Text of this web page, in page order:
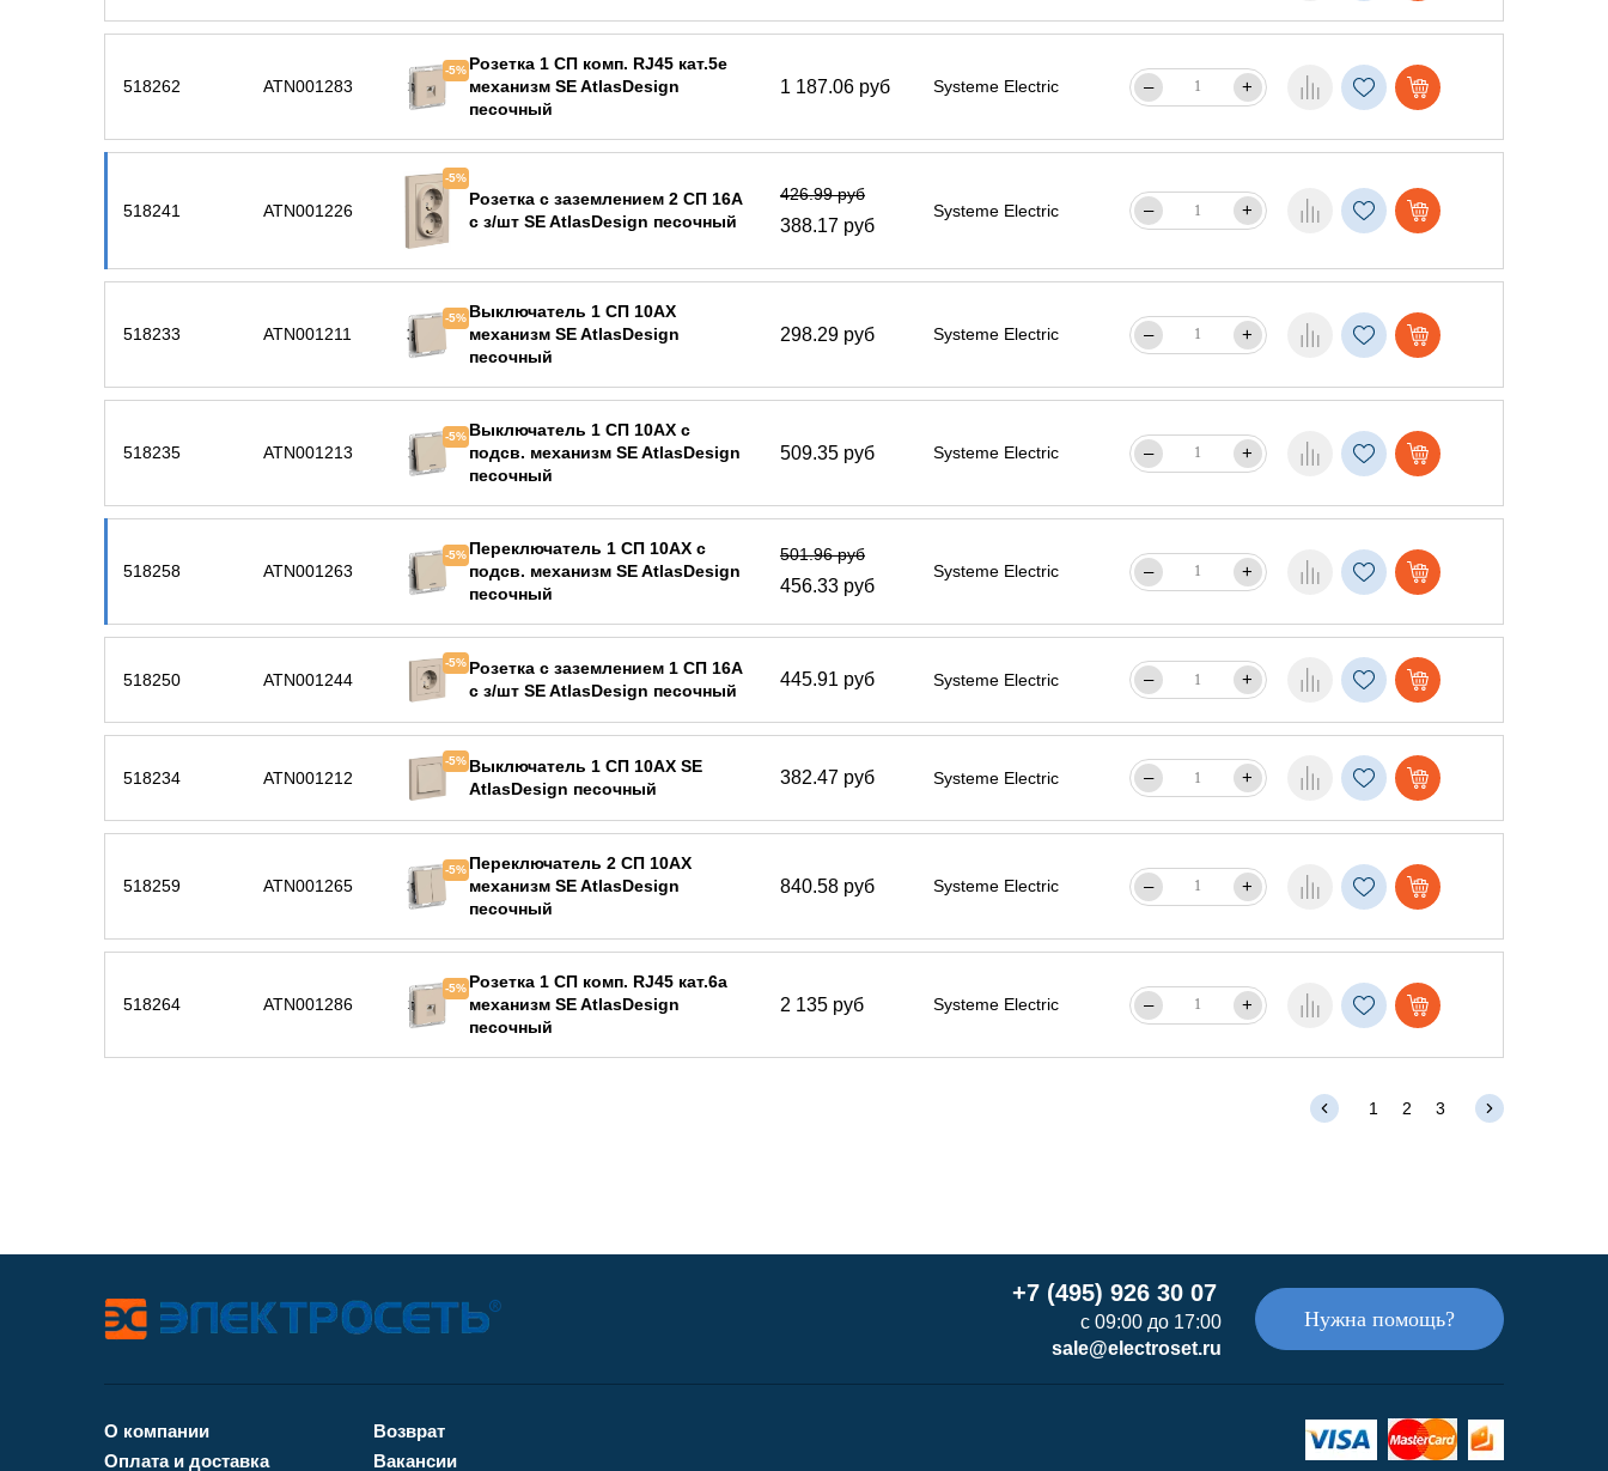
518262 ATN001283
-5%Розетка 1 СП комп. RJ45 кат.5е
механизм SE AtlasDesign
песочный
1 187.06 руб Systeme Electric – +
518241 ATN001226
-5%
Розетка с заземлением 2 СП 16А
с з/шт SE AtlasDesign песочный
426.99 руб
388.17 руб
Systeme Electric – +
518233 ATN001211
-5%Выключатель 1 СП 10АХ
механизм SE AtlasDesign
песочный
298.29 руб Systeme Electric – +
518235 ATN001213
-5%Выключатель 1 СП 10АХ с
подсв. механизм SE AtlasDesign
песочный
509.35 руб Systeme Electric – +
518258 ATN001263
-5%Переключатель 1 СП 10АХ с
подсв. механизм SE AtlasDesign
песочный
501.96 руб
456.33 руб
Systeme Electric – +
518250 ATN001244
-5%Розетка с заземлением 1 СП 16А
с з/шт SE AtlasDesign песочный
445.91 руб Systeme Electric – +
518234 ATN001212
-5%Выключатель 1 СП 10АХ SE
AtlasDesign песочный
382.47 руб Systeme Electric – +
518259 ATN001265
-5%Переключатель 2 СП 10АХ
механизм SE AtlasDesign
песочный
840.58 руб Systeme Electric – +
518264 ATN001286
-5%Розетка 1 СП комп. RJ45 кат.6а
механизм SE AtlasDesign
песочный
2 135 руб Systeme Electric – +
1 2 3
+7 (495) 926 30 07
с 09:00 до 17:00
sale@electroset.ru
Нужна помощь?
О компании
Оплата и доставка
Возврат
Вакансии